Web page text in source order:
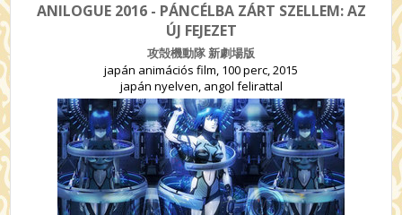
ANILOGUE 2016 - PÁNCÉLBA ZÁRT SZELLEM: AZ
ÚJ FEJEZET
攻殻機動隊 新劇場版
japán animációs film, 100 perc, 2015
japán nyelven, angol felirattal